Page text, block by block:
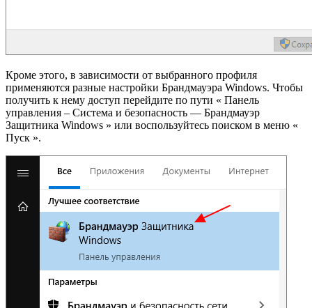
Кроме этого, в зависимости от выбранного профиля
применяются разные настройки Брандмауэра Windows. Чтобы
получить к нему доступ перейдите по пути « Панель
управления – Система и безопасность — Брандмауэр
Защитника Windows » или воспользуйтесь поиском в меню «
Пуск ».